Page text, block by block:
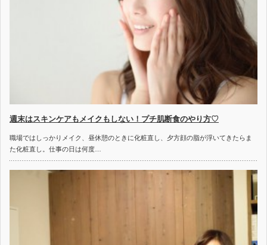
週末はスキンケアもメイクもしない！プチ肌断食のやり方♡
職場ではしっかりメイク、昼休憩のときに化粧直し、夕方顔の脂が浮いてきたらま
た化粧直し。仕事の日は何度…